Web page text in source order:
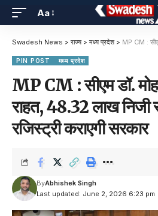
Aa
Swadesh News > राज्य> मध्य प्रदेश> MP CM : सीएम डॉ. मोहन
PIN POST मध्य प्रदेश
MP CM : सीएम डॉ.
राहत, 48.32 लाख निजी
रजिस्ट्री कराएगी सरकार
Last updated: June 2, 2026 6:23 pm
ByAbhishek Singh